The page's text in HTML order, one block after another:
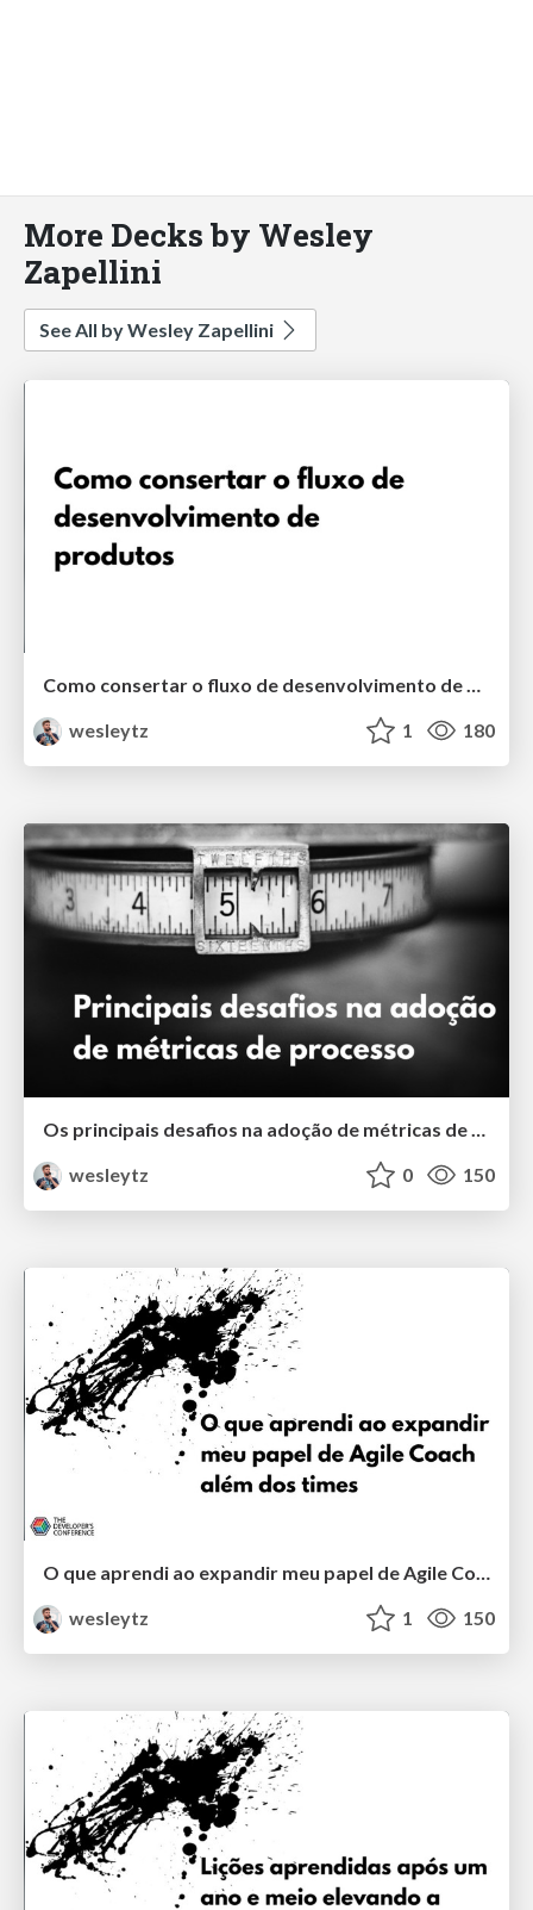
More Decks by Wesley
Zapellini
See All by Wesley Zapellini
Como consertar o fluxo de desenvolvimento de produtos
wesleytz
1 180
wesleytz
0 150
O que aprendi ao expandir meu papel de Agile Coach além dos times
wesleytz
1 150